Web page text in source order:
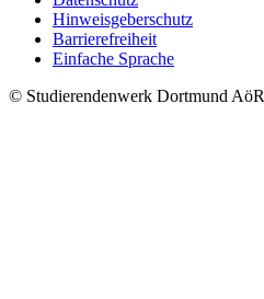
Hinweisgeberschutz
Barrierefreiheit
Einfache Sprache
© Studierendenwerk Dortmund AöR